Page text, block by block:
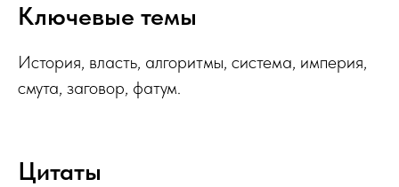
Ключевые темы
История, власть, алгоритмы, система, империя,
смута, заговор, фатум.
Цитаты